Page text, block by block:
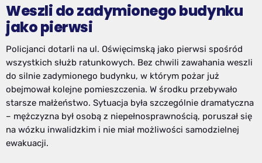
Weszli do zadymionego budynku
jako pierwsi
Policjanci dotarli na ul. Oświęcimską jako pierwsi spośród
wszystkich służb ratunkowych. Bez chwili zawahania weszli
do silnie zadymionego budynku, w którym pożar już
obejmował kolejne pomieszczenia. W środku przebywało
starsze małżeństwo. Sytuacja była szczególnie dramatyczna
– mężczyzna był osobą z niepełnosprawnością, poruszał się
na wózku inwalidzkim i nie miał możliwości samodzielnej
ewakuacji.